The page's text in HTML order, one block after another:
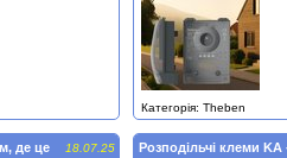
Категорія: Theben
18.07.25
де це
Розподільчі клеми KA